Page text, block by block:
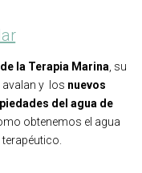
la Terapia Marina , su
avalan y los nuevos
del agua de
obtenemos el agua